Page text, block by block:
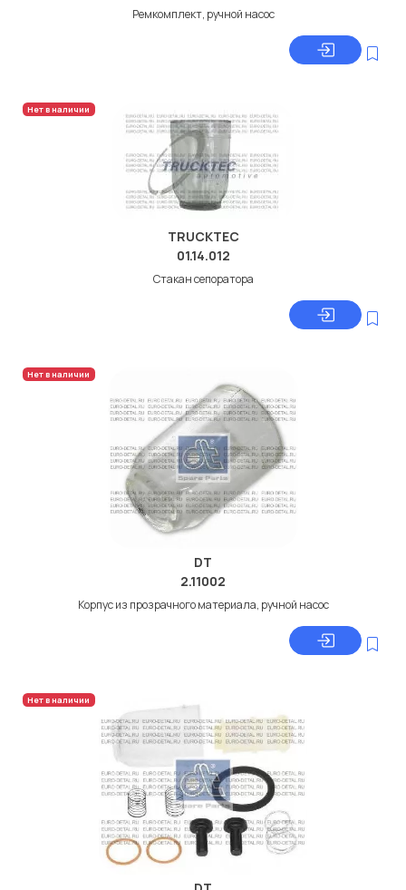
Ремкомплект, ручной насос
Нет в наличии
TRUCKTEC
01.14.012
Стакан сепоратора
Нет в наличии
DT
2.11002
Корпус из прозрачного материала, ручной насос
Нет в наличии